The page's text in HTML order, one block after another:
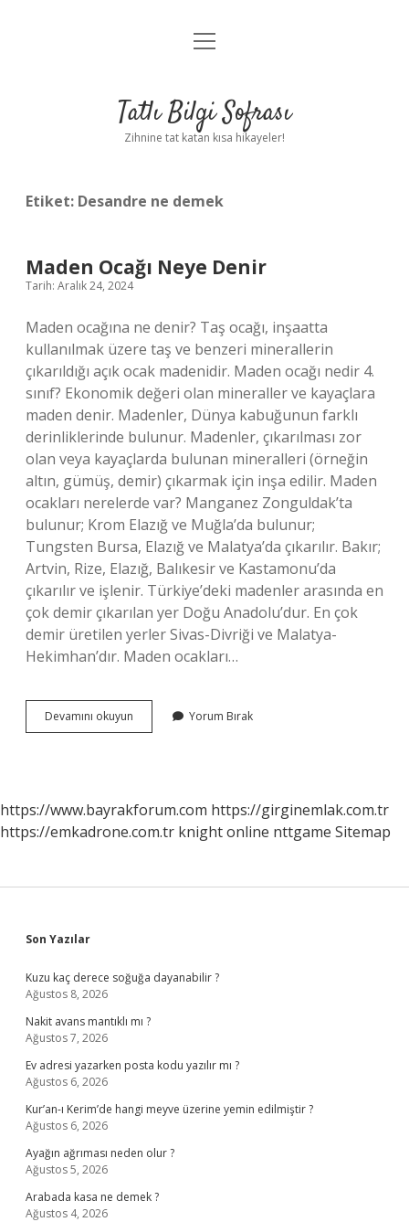
Anasayfa
Yasal Uyarı
menüyü
Tatlı Bilgi Sofrası
Zihnine tat katan kısa hikayeler!
Etiket: Desandre ne demek
Maden Ocağı Neye Denir
Tarih: Aralık 24, 2024
Maden ocağına ne denir? Taş ocağı, inşaatta
kullanılmak üzere taş ve benzeri minerallerin
çıkarıldığı açık ocak madenidir. Maden ocağı nedir 4.
sınıf? Ekonomik değeri olan mineraller ve kayaçlara
maden denir. Madenler, Dünya kabuğunun farklı
derinliklerinde bulunur. Madenler, çıkarılması zor
olan veya kayaçlarda bulunan mineralleri (örneğin
altın, gümüş, demir) çıkarmak için inşa edilir. Maden
ocakları nerelerde var? Manganez Zonguldak’ta
bulunur; Krom Elazığ ve Muğla’da bulunur;
Tungsten Bursa, Elazığ ve Malatya’da çıkarılır. Bakır;
Artvin, Rize, Elazığ, Balıkesir ve Kastamonu’da
çıkarılır ve işlenir. Türkiye’deki madenler arasında en
çok demir çıkarılan yer Doğu Anadolu’dur. En çok
demir üretilen yerler Sivas-Divriği ve Malatya-
Hekimhan’dır. Maden ocakları…
Devamını okuyun
Ocağı
Yorum Bırak
https://www.bayrakforum.com https://girginemlak.com.tr
https://emkadrone.com.tr knight online nttgame Sitemap
Sidebar
Son Yazılar
Kuzu kaç derece soğuğa dayanabilir ?
Ağustos 8, 2026
Nakit avans mantıklı mı ?
Ağustos 7, 2026
Ev adresi yazarken posta kodu yazılır mı ?
Ağustos 6, 2026
Kur’an-ı Kerim’de hangi meyve üzerine yemin edilmiştir ?
Ağustos 6, 2026
Ayağın ağrıması neden olur ?
Ağustos 5, 2026
Arabada kasa ne demek ?
Ağustos 4, 2026